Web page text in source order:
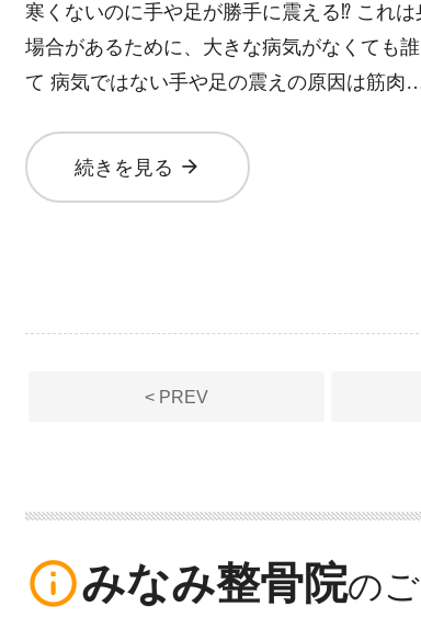
寒くないのに手や足が勝手に震える⁉ これ
場合があるために、大きな病気がなくても
て 病気ではない手や足の震えの原因は筋肉
続きを見る arrow_forward
ー
ジ
送
< PREV
info_outlineみなみ整骨院